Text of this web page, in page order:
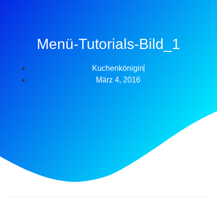
Menü-Tutorials-Bild_1
Kuchenkönigin
März 4, 2016